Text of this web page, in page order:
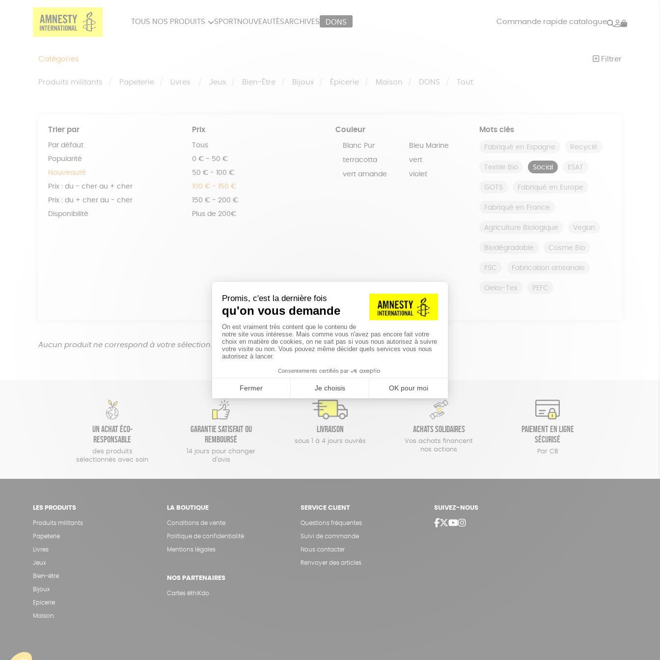
TOUS NOS PRODUITS SPORT NOUVEAUTÉSARCHIVES DONS Commande rapide catalogue Rechercher
Mon
Catégories Filtrer
Produits militants Papeterie Livres Jeux Bien-Être Bijoux Épicerie Maison DONS Tout
Trier par
Par défaut
Popularité
Nouveauté
Prix : du - cher au + cher
Prix : du + cher au - cher
Disponibilité
Prix
Tous
0 € - 50 €
50 € - 100 €
100 € - 150 €
150 € - 200 €
Plus de 200€
Couleur
Blanc Pur Bleu Marine
terracotta vert
vert amande violet
Mots clés
Fabriqué en Espagne Recyclé
Textile Bio Social ESAT
GOTS Fabriqué en Europe
Fabriqué en France
Agriculture Biologique Vegan
Biodégradable Cosme Bio
FSC Fabrication artisanale
Oeko-Tex PEFC
Aucun produit ne correspond à votre sélection.
Un achat éco-
responsable
des produits
sélectionnés avec soin
Garantie satisfait ou
remboursé
14 jours pour changer
d'avis
Livraison
sous 1 à 4 jours ouvrés
Achats solidaires
Vos achats financent
nos actions
Paiement en ligne
sécurisé
Par CB
LES PRODUITS
Produits militants
Papeterie
Livres
Jeux
Bien-être
Bijoux
Epicerie
Maison
LA BOUTIQUE
Conditions de vente
Politique de confidentialité
Mentions légales
NOS PARTENAIRES
Cartes éthiKdo
SERVICE CLIENT
Questions fréquentes
Suivi de commande
Nous contacter
Renvoyer des articles
SUIVEZ-NOUS